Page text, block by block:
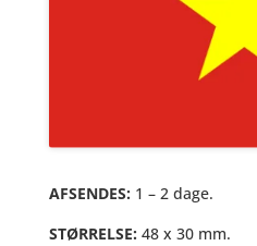
AFSENDES: 1 – 2 dage.
STØRRELSE: 48 x 30 mm.